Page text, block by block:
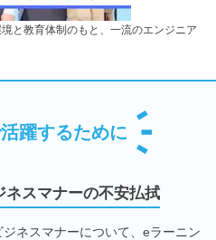
と教育体制のもと、一流のエンジニア
躍するために
ネスマナーの不安払拭
ネスマナーについて、eラーニン